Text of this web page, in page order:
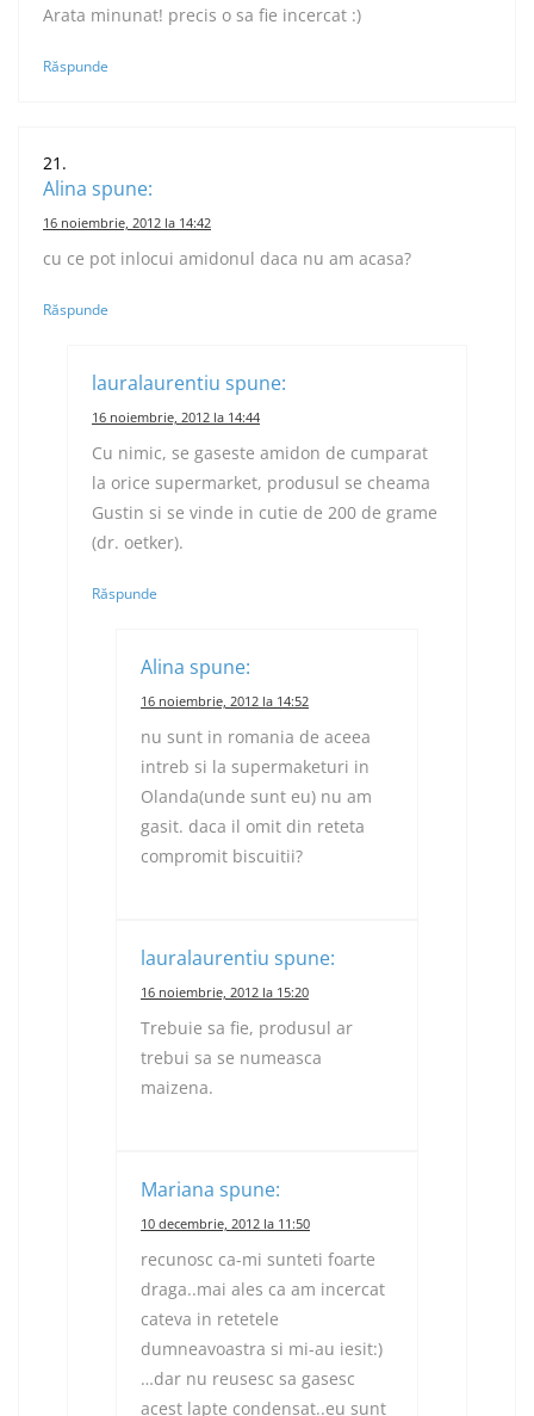
Arata minunat! precis o sa fie incercat :)
Răspunde
Alina spune:
16 noiembrie, 2012 la 14:42
cu ce pot inlocui amidonul daca nu am acasa?
Răspunde
lauralaurentiu spune:
16 noiembrie, 2012 la 14:44
Cu nimic, se gaseste amidon de cumparat
la orice supermarket, produsul se cheama
Gustin si se vinde in cutie de 200 de grame
(dr. oetker).
Răspunde
Alina spune:
16 noiembrie, 2012 la 14:52
nu sunt in romania de aceea
intreb si la supermaketuri in
Olanda(unde sunt eu) nu am
gasit. daca il omit din reteta
compromit biscuitii?
lauralaurentiu spune:
16 noiembrie, 2012 la 15:20
Trebuie sa fie, produsul ar
trebui sa se numeasca
maizena.
Mariana spune:
10 decembrie, 2012 la 11:50
recunosc ca-mi sunteti foarte
draga..mai ales ca am incercat
cateva in retetele
dumneavoastra si mi-au iesit:)
…dar nu reusesc sa gasesc
acest lapte condensat..eu sunt